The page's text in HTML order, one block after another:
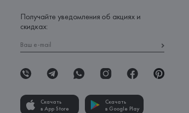
Получайте уведомления об акциях и
скидках:
Скачать
в App Store
Скачать
в Google Play